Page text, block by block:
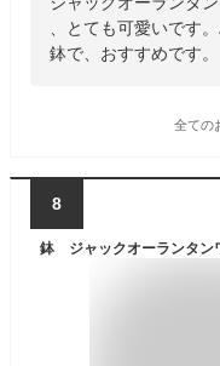
、とても可愛いです
鉢で、おすすめです。
全ての
8